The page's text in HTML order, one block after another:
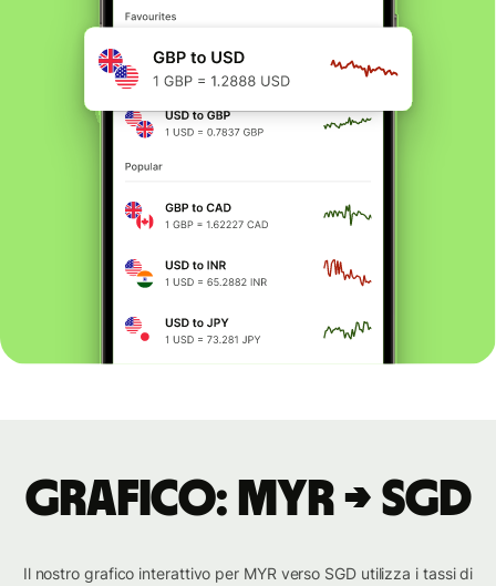
Grafico: MYR → SGD
Il nostro grafico interattivo per MYR verso SGD utilizza i tassi di